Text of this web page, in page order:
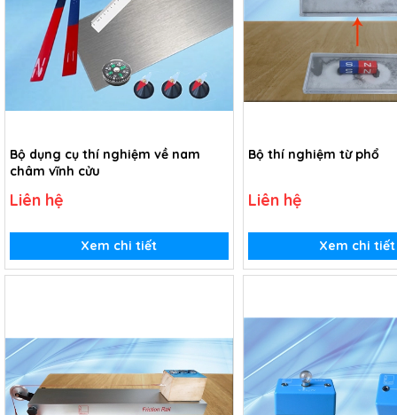
Bộ dụng cụ thí nghiệm về nam
châm vĩnh cửu
Liên hệ
Xem chi tiết
Bộ thí nghiệm từ phổ
Liên hệ
Xem chi tiết